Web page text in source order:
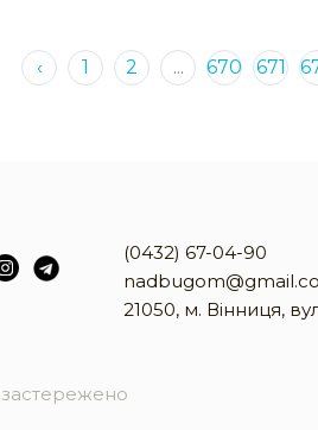
‹ 1 2 ... 670 671
(0432) 67-04-90
21050, м. Вінниця,
застережено